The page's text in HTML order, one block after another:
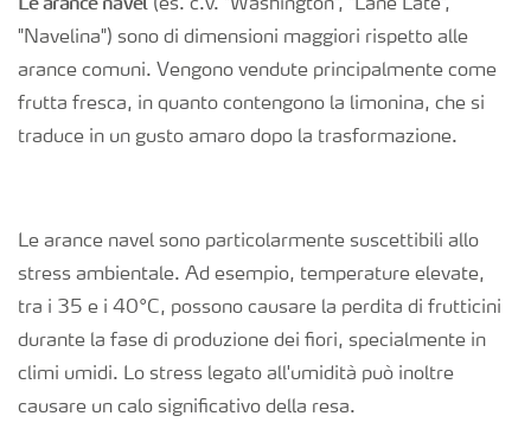
Organici e organo minerali
Calcolatore efficienza Azoto
Agricoltura rigenerativa
(es. c.v. "Washington", "Lane Late",
"Navelina") sono di dimensioni maggiori rispetto alle
arance comuni. Vengono vendute principalmente come
frutta fresca, in quanto contengono la limonina, che si
traduce in un gusto amaro dopo la trasformazione.
Le arance navel sono particolarmente suscettibili allo
stress ambientale. Ad esempio, temperature elevate,
tra i 35 e i 40°C, possono causare la perdita di frutticini
durante la fase di produzione dei fiori, specialmente in
climi umidi. Lo stress legato all'umidità può inoltre
causare un calo significativo della resa.